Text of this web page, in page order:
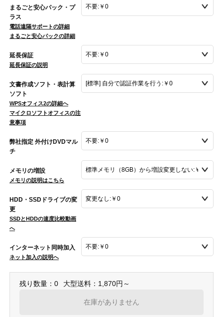
まるごと安心パック・プ
ラス
電話遠隔サポートの詳細
まるごと安心パックの詳細
延長保証
延長保証の説明
文書作成ソフト・表計算
ソフト
WPSオフィス2の詳細へ
マイクロソフトオフィスの注
意事項
弊社指定 外付けDVDマル
チ
メモリの増設
メモリの説明はこちら
HDD・SSDドライブの変
更
SSDとHDDの速度比較動画
へ
インターネット同時加入
ネット加入の説明へ
残り数量：0 大型送料：1,870円～
在庫がありません